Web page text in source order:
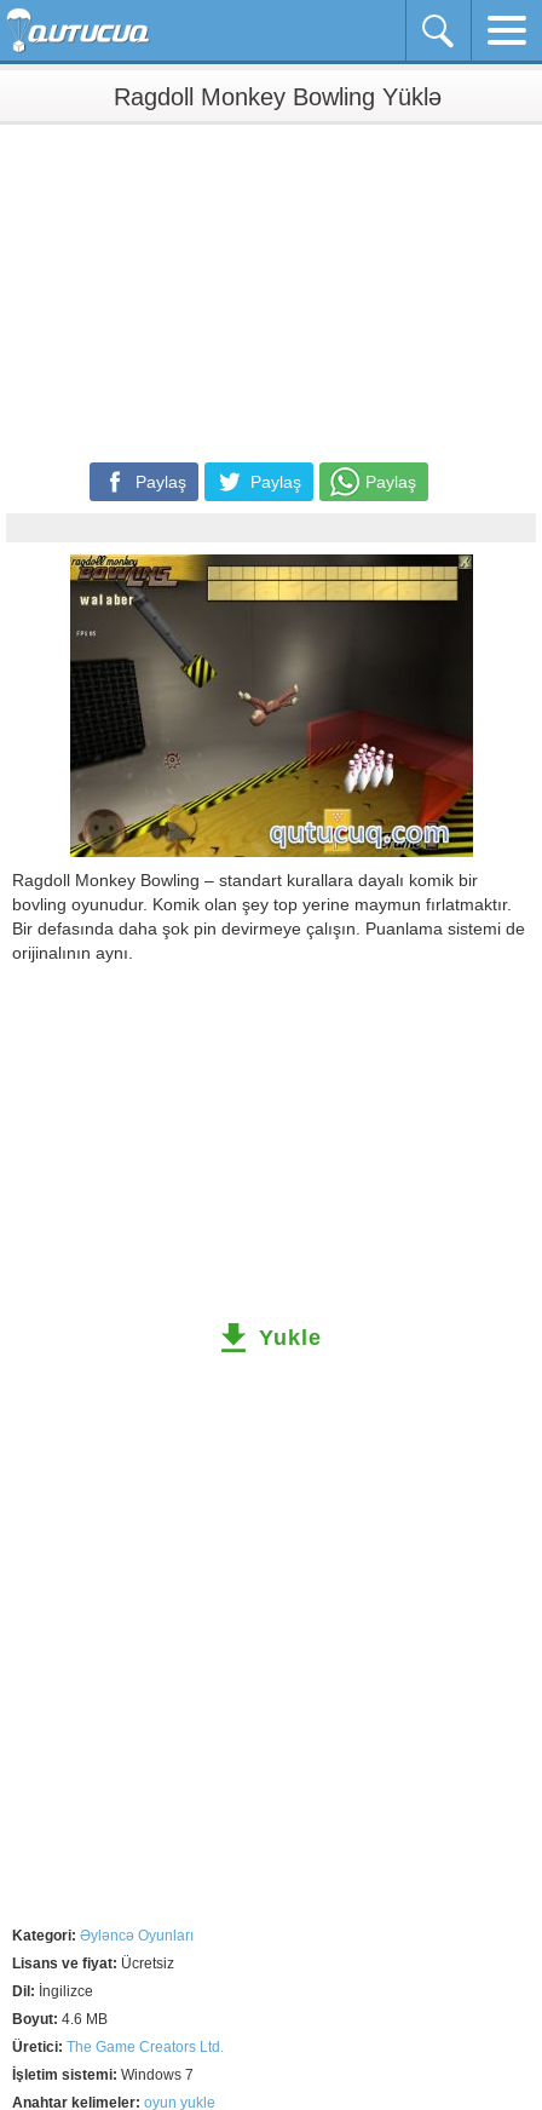
Ragdoll Monkey Bowling Yüklə
Paylaş Paylaş Paylaş
Ragdoll Monkey Bowling – standart kurallara dayalı komik bir
bovling oyunudur. Komik olan şey top yerine maymun fırlatmaktır.
Bir defasında daha şok pin devirmeye çalışın. Puanlama sistemi de
orijinalının aynı.
Yukle
Kategori: Əyləncə Oyunları
Lisans ve fiyat: Ücretsiz
Dil: İngilizce
Boyut: 4.6 MB
Üretici: The Game Creators Ltd.
İşletim sistemi: Windows 7
Anahtar kelimeler: oyun yukle